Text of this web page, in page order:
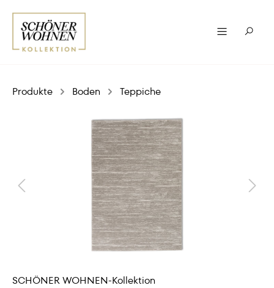
Produkte Boden Teppiche
SCHÖNER WOHNEN-Kollektion